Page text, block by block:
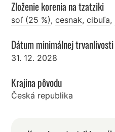
Zloženie korenia na tzatziki
soľ (25 %),cesnak,cibuľa,
Dátum minimálnej
31. 12. 2028
Krajina pôvodu
Česká republika